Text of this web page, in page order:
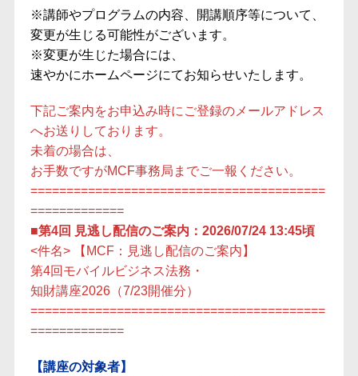
※講師やプログラムの内容、開講順序等について、
変更が生じる可能性がございます。
※変更が生じた場合には、
速やかにホームページにてお知らせいたします。
下記ご案内をお申込み時にご登録のメールアドレス
へお送りしております。
未着の場合は、
お手数ですがMCF事務局までご一報ください。
=========================================
=============
■第4回 見逃し配信のご案内：2026/07/24 13:45頃
<件名> 【MCF：見逃し配信のご案内】
第4回モバイルビジネス法務・
知財講座2026（7/23開催分）
=========================================
=============
【講座の対象者】